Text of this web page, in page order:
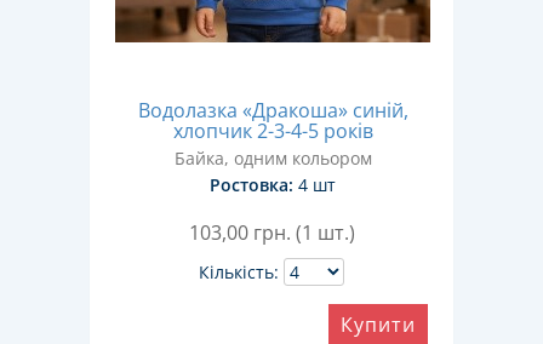
Водолазка «Дракоша» синій,
хлопчик 2-3-4-5 років
Байка, одним кольором
Ростовка: 4 шт
103,00 грн. (1 шт.)
Кількість:
Купити